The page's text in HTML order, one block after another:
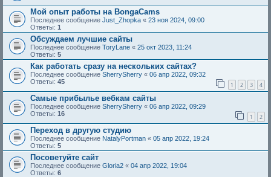
Мой опыт работы на BongaCams
Последнее сообщение Just_Zhopka « 23 ноя 2024, 09:00
Ответы: 1
Обсуждаем лучшие сайты
Последнее сообщение ToryLane « 25 окт 2023, 11:24
Ответы: 5
Как работать сразу на нескольких сайтах?
Последнее сообщение SherrySherry « 06 апр 2022, 09:32
Ответы: 45 1 2 3 4
Самые прибылье вебкам сайты
Последнее сообщение SherrySherry « 06 апр 2022, 09:29
Ответы: 16 1 2
Переход в другую студию
Последнее сообщение NatalyPortman « 05 апр 2022, 19:24
Ответы: 5
Посоветуйте сайт
Последнее сообщение Gloria2 « 04 апр 2022, 19:04
Ответы: 6